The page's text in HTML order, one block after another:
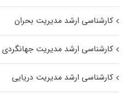
کارشناسی ارشد مدیریت بحران
کارشناسی ارشد مدیریت جهانگردی
کارشناسی ارشد مدیریت دریایی